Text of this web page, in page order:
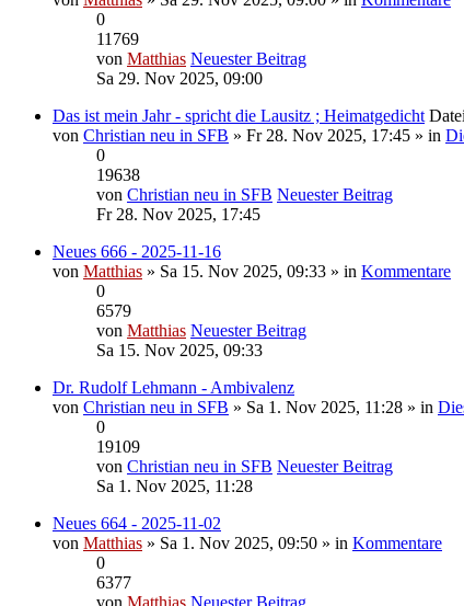
0
11769
von Matthias Neuester Beitrag
Sa 29. Nov 2025, 09:00
Das ist mein Jahr - spricht die Lausitz ; Heimatgedicht
von Christian neu in SFB » Fr 28. Nov 2025, 17:45 » in
0
19638
von Christian neu in SFB Neuester Beitrag
Fr 28. Nov 2025, 17:45
Neues 666 - 2025-11-16
von Matthias » Sa 15. Nov 2025, 09:33 » in Kommentare
0
6579
von Matthias Neuester Beitrag
Sa 15. Nov 2025, 09:33
Dr. Rudolf Lehmann - Ambivalenz
von Christian neu in SFB » Sa 1. Nov 2025, 11:28 » in
0
19109
von Christian neu in SFB Neuester Beitrag
Sa 1. Nov 2025, 11:28
Neues 664 - 2025-11-02
von Matthias » Sa 1. Nov 2025, 09:50 » in Kommentare
0
6377
von Matthias Neuester Beitrag